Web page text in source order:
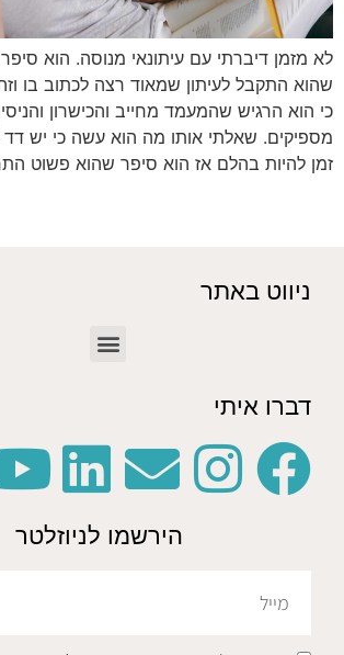
לא מזמן דיברתי עם עיתונאי מנוסה. הוא
שהוא התקבל לעיתון שמאוד רצה לכתוב בו
כי הוא הרגיש שהמעמד מחייב והכישרון
מספיקים. שאלתי אותו מה הוא עשה כי יש דד
זמן להיות בהלם אז הוא סיפר שהוא פשוט
ניווט באתר
דברו איתי
הירשמו לניוזלטר